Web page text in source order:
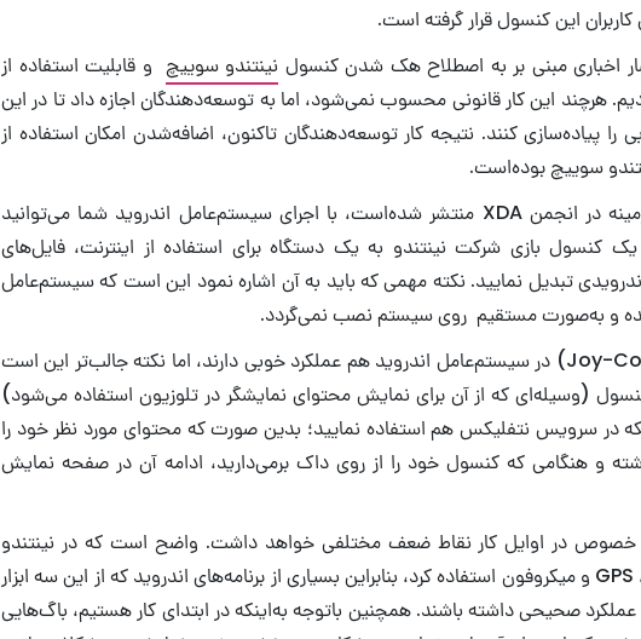
این کنسول قرار گرفته است.
اخباری مبنی بر به اصطلاح هک شدن کنسول نینتندو سوییچ و قابلیت استفاده از
هرچند این کار قانونی محسوب نمی‌شود، اما به توسعه‌دهندگان اجازه داد تا در این
پیاده‌سازی کنند. نتیجه کار توسعه‌دهندگان تاکنون، اضافه‌شدن امکان استفاده از
سوییچ بوده‌است.
طبق ویدیویی که در این زمینه در انجمن XDA منتشر شده‌است، با اجرای سیستم‌عامل اندروید شما می‌توانید
کنسول بازی شرکت نینتندو به یک دستگاه برای استفاده از اینترنت، فایل‌های
تبدیل نمایید. نکته مهمی که باید به آن اشاره نمود این است که سیستم‌عامل
دسته‌های این کنسول (Joy-Cons) در سیستم‌عامل اندروید هم عملکرد خوبی دارند، اما نکته جالب‌تر این است
(وسیله‌ای که از آن برای نمایش محتوای نمایشگر در تلوزیون استفاده می‌شود)
بلکه در سرویس نتفلیکس هم استفاده نمایید؛ بدین صورت که محتوای مورد نظر خود را
و هنگامی که کنسول خود را از روی داک برمی‌دارید، ادامه آن در صفحه نمایش
خصوص در اوایل کار نقاط ضعف مختلفی خواهد داشت. واضح است که در نینتندو
سوییچ نمی‌توان از دوربین، GPS و میکروفون استفاده کرد، بنابراین بسیاری از برنامه‌های اندروید که از این سه ابزار
عملکرد صحیحی داشته باشند. همچنین باتوجه به‌اینکه در ابتدای کار هستیم، باگ‌هایی